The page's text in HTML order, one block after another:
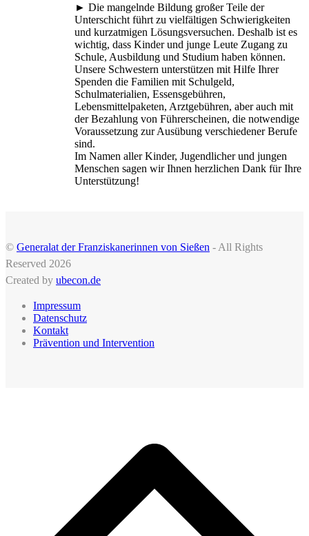
► Die mangelnde Bildung großer Teile der
Unterschicht führt zu vielfältigen Schwierigkeiten
und kurzatmigen Lösungsversuchen. Deshalb ist es
wichtig, dass Kinder und junge Leute Zugang zu
Schule, Ausbildung und Studium haben können.
Unsere Schwestern unterstützen mit Hilfe Ihrer
Spenden die Familien mit Schulgeld,
Schulmaterialien, Essensgebühren,
Lebensmittelpaketen, Arztgebühren, aber auch mit
der Bezahlung von Führerscheinen, die notwendige
Voraussetzung zur Ausübung verschiedener Berufe
sind.
Im Namen aller Kinder, Jugendlicher und jungen
Menschen sagen wir Ihnen herzlichen Dank für Ihre
Unterstützung!
© Generalat der Franziskanerinnen von Sießen - All Rights
Reserved 2026
Created by ubecon.de
Impressum
Datenschutz
Kontakt
Prävention und Intervention